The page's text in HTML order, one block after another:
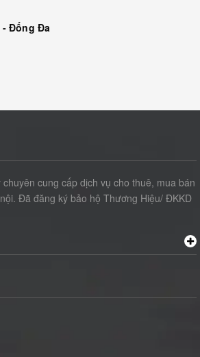
- Đống Đa
chuyên cung cấp dịch vụ cho thuê, mua bán
Đã đăng ký bảo hộ Thương Hiệu/ ĐKKD